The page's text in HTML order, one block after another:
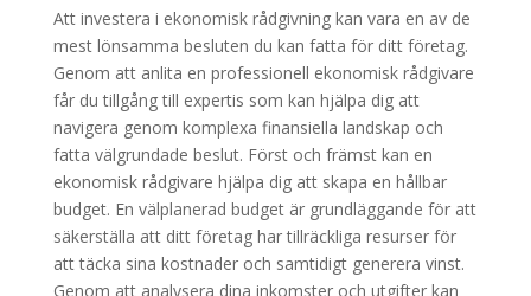
Att investera i ekonomisk rådgivning kan vara en av de
mest lönsamma besluten du kan fatta för ditt företag.
Genom att anlita en professionell ekonomisk rådgivare
får du tillgång till expertis som kan hjälpa dig att
navigera genom komplexa finansiella landskap och
fatta välgrundade beslut. Först och främst kan en
ekonomisk rådgivare hjälpa dig att skapa en hållbar
budget. En välplanerad budget är grundläggande för att
säkerställa att ditt företag har tillräckliga resurser för
att täcka sina kostnader och samtidigt generera vinst.
Genom att analysera dina inkomster och utgifter kan